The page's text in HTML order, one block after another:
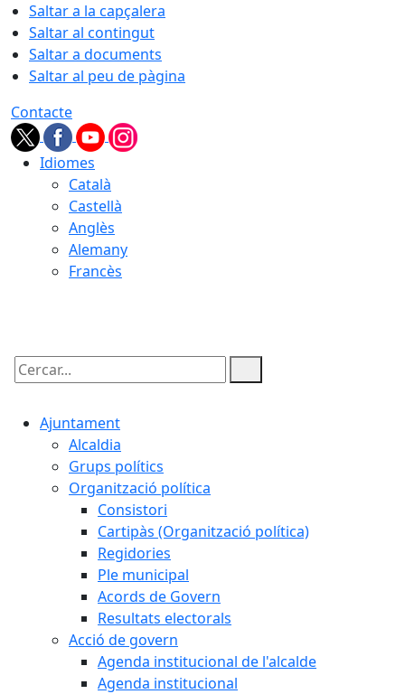
Saltar a la capçalera
Saltar al contingut
Saltar a documents
Saltar al peu de pàgina
Contacte
Idiomes
Català
Castellà
Anglès
Alemany
Francès
Cercar:
Ajuntament
Alcaldia
Grups polítics
Organització política
Consistori
Cartipàs (Organització política)
Regidories
Ple municipal
Acords de Govern
Resultats electorals
Acció de govern
Agenda institucional de l'alcalde
Agenda institucional